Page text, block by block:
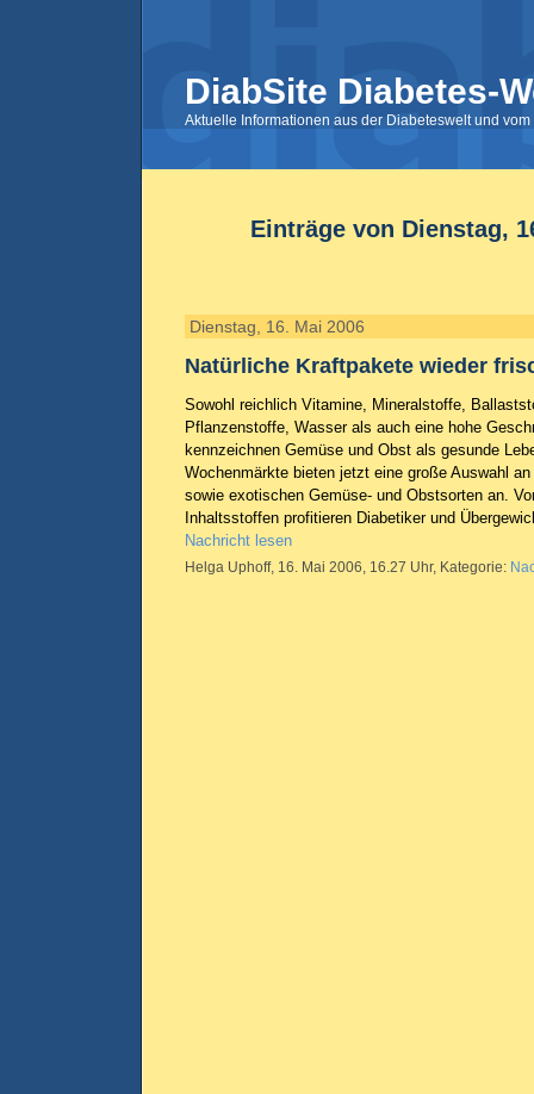
DiabSite Diabetes-
Aktuelle Informationen aus der Diabeteswelt und
Einträge von Dienstag,
Dienstag, 16. Mai 2006
Natürliche Kraftpakete wieder
Sowohl reichlich Vitamine, Mineralstoffe,
Pflanzenstoffe, Wasser als auch eine hohe
kennzeichnen Gemüse und Obst als gesunde
Wochenmärkte bieten jetzt eine große Auswahl
sowie exotischen Gemüse- und Obstsorten an.
Inhaltsstoffen profitieren Diabetiker und
Nachricht lesen
Helga Uphoff, 16. Mai 2006, 16.27 Uhr, Kategorie: